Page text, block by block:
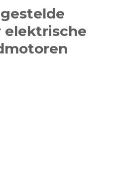
Elektrische
Buitenboordmotor
van
pk:
elektrische